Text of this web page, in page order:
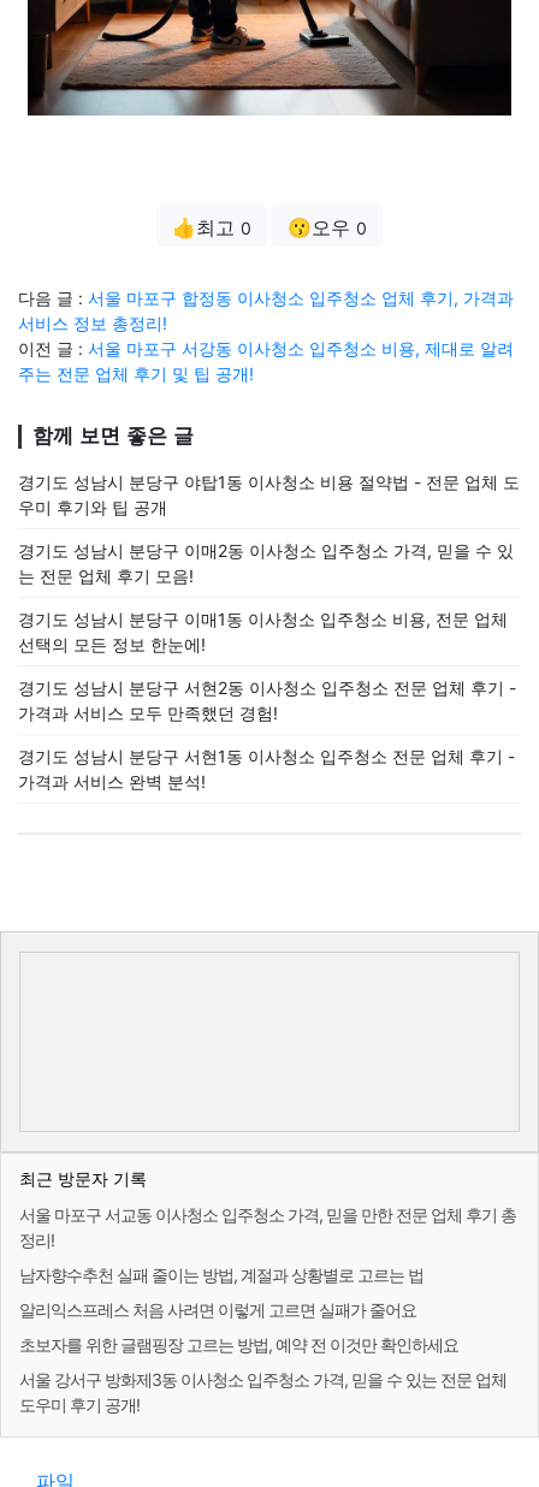
👍최고 0 😗오우 0
다음 글 : 서울 마포구 합정동 이사청소 입주청소 업체 후기, 가격과
서비스 정보 총정리!
이전 글 : 서울 마포구 서강동 이사청소 입주청소 비용, 제대로 알려
주는 전문 업체 후기 및 팁 공개!
함께 보면 좋은 글
경기도 성남시 분당구 야탑1동 이사청소 비용 절약법 - 전문 업체 도
우미 후기와 팁 공개
경기도 성남시 분당구 이매2동 이사청소 입주청소 가격, 믿을 수 있
는 전문 업체 후기 모음!
경기도 성남시 분당구 이매1동 이사청소 입주청소 비용, 전문 업체
선택의 모든 정보 한눈에!
경기도 성남시 분당구 서현2동 이사청소 입주청소 전문 업체 후기 -
가격과 서비스 모두 만족했던 경험!
경기도 성남시 분당구 서현1동 이사청소 입주청소 전문 업체 후기 -
가격과 서비스 완벽 분석!
최근 방문자 기록
서울 마포구 서교동 이사청소 입주청소 가격, 믿을 만한 전문 업체 후기 총
정리!
남자향수추천 실패 줄이는 방법, 계절과 상황별로 고르는 법
알리익스프레스 처음 사려면 이렇게 고르면 실패가 줄어요
초보자를 위한 글램핑장 고르는 방법, 예약 전 이것만 확인하세요
서울 강서구 방화제3동 이사청소 입주청소 가격, 믿을 수 있는 전문 업체
도우미 후기 공개!
파일